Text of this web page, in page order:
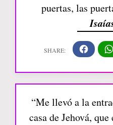
puertas, las
“Me llevó a la
casa de Jehová,